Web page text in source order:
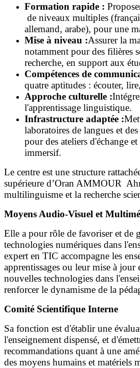
Formation rapide :
de niveaux multiples
allemand, arabe), pour une
Mise à niveau :Assurer la
notamment pour des filières
recherche, en support aux
Compétences de
quatre aptitudes : écouter,
Approche culturelle :
l'apprentissage linguistique.
Infrastructure adaptée :
laboratoires de langues et
pour des ateliers d'échange
immersif.
Le centre est une structure
supérieure d’Oran AMMOUR
multilinguisme et la recherche
Moyens Audio-Visuel et
Elle a pour rôle de favoriser et de
technologies numériques dans
expert en TIC accompagne les
apprentissages ou leur mise à jour
nouvelles technologies dans
renforcer le dynamisme de la
Comité Scientifique Interne
Sa fonction est d'établir une
l'enseignement dispensé, et
recommandations quant à une
des moyens humains et matériels